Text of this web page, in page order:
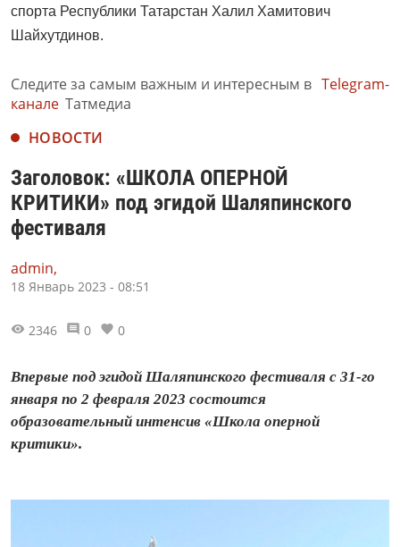
спорта Республики Татарстан Халил Хамитович
Шайхутдинов.
Следите за самым важным и интересным в Telegram-
канале Татмедиа
НОВОСТИ
Заголовок: «ШКОЛА ОПЕРНОЙ
КРИТИКИ» под эгидой Шаляпинского
фестиваля
admin,
18 Январь 2023 - 08:51
2346 0 0
Впервые под эгидой Шаляпинского фестиваля с 31-го
января по 2 февраля 2023 состоится
образовательный интенсив «Школа оперной
критики».